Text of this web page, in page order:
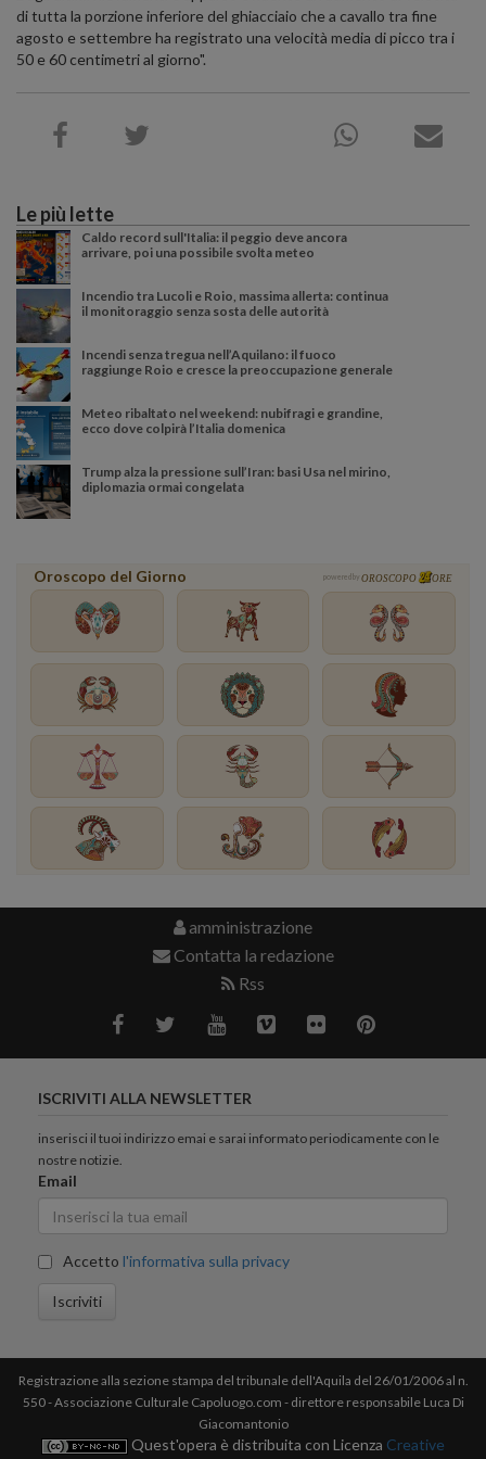
di tutta la porzione inferiore del ghiacciaio che a cavallo tra fine
agosto e settembre ha registrato una velocità media di picco tra i
50 e 60 centimetri al giorno".
Le più lette
Caldo record sull'Italia: il peggio deve ancora
arrivare, poi una possibile svolta meteo
Incendio tra Lucoli e Roio, massima allerta: continua
il monitoraggio senza sosta delle autorità
Incendi senza tregua nell’Aquilano: il fuoco
raggiunge Roio e cresce la preoccupazione generale
Meteo ribaltato nel weekend: nubifragi e grandine,
ecco dove colpirà l’Italia domenica
Trump alza la pressione sull’Iran: basi Usa nel mirino,
diplomazia ormai congelata
Oroscopo del Giorno powered by OROSCOPO ORE
amministrazione
Contatta la redazione
Rss
ISCRIVITI ALLA NEWSLETTER
inserisci il tuoi indirizzo emai e sarai informato periodicamente con le
nostre notizie.
Email
Accetto l'informativa sulla privacy
Iscriviti
Registrazione alla sezione stampa del tribunale dell'Aquila del 26/01/2006 al n.
550 - Associazione Culturale Capoluogo.com - direttore responsabile Luca Di
Giacomantonio
Quest'opera è distribuita con Licenza Creative